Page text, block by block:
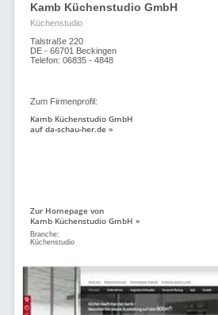
Kamb Küchenstudio GmbH
Küchenstudio
Talstraße 220
DE - 66701 Beckingen
Telefon: 06835 - 4848
Zum Firmenprofil:
Kamb Küchenstudio GmbH
auf da-schau-her.de »
Zur Homepage von
Kamb Küchenstudio GmbH »
Branche:
Küchenstudio